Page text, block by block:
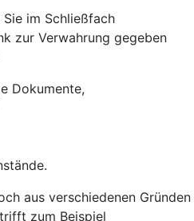
im Schließfach
zur Verwahrung gegeben
Dokumente,
aus verschiedenen Gründen
zum Beispiel